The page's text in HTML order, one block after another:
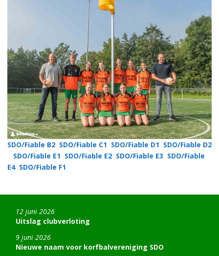
SDO/Fiable B2 SDO/Fiable C1 SDO/Fiable D1 SDO/Fiable D2
SDO/Fiable E1 SDO/Fiable E2 SDO/Fiable E3 SDO/Fiable
E4 SDO/Fiable F1
Uitslag clubverloting
12 juni 2026
Nieuwe naam voor korfbalvereniging SDO
9 juni 2026